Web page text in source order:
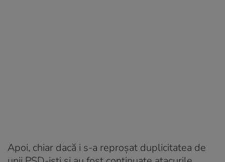
Apoi, chiar dacă i s-a reproșat duplicitatea de